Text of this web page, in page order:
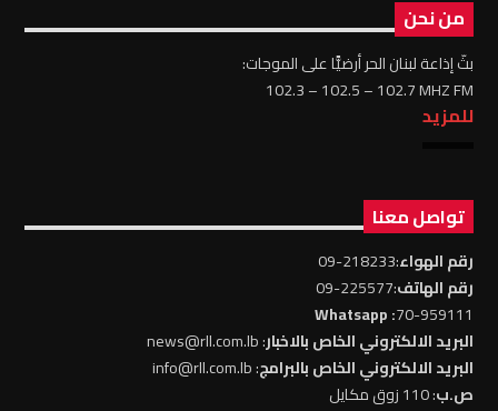
من نحن
بثّ إذاعة لبنان الحر أرضيًّا على الموجات:
102.3 – 102.5 – 102.7 MHZ FM
للمزيد
تواصل معنا
رقم الهواء:218233-09
رقم الهاتف:225577-09
70-959111
: Whatsapp
البريد الالكتروني الخاص بالاخبار: news@rll.com.lb
البريد الالكتروني الخاص بالبرامج: info@rll.com.lb
ص.ب: 110 زوق مكايل